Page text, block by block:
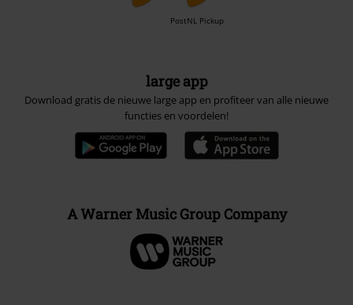
PostNL Pickup
large app
Download gratis de nieuwe large app en profiteer van alle nieuwe
functies en voordelen!
A Warner Music Group Company